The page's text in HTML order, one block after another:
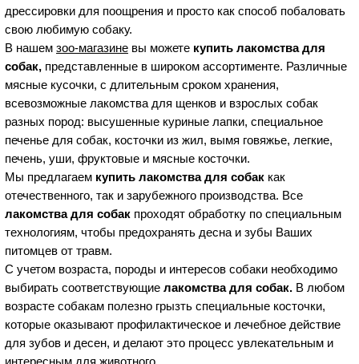
дрессировки для поощрения и просто как способ побаловать
свою любимую собаку.
В нашем зоо-магазине вы можете купить лакомства для
собак, представленные в широком ассортименте. Различные
мясные кусочки, с длительным сроком хранения,
всевозможные лакомства для щенков и взрослых собак
разных пород: высушенные куриные лапки, специальное
печенье для собак, косточки из жил, вымя говяжье, легкие,
печень, уши, фруктовые и мясные косточки.
Мы предлагаем купить лакомства для собак как
отечественного, так и зарубежного производства. Все
лакомства для собак проходят обработку по специальным
технологиям, чтобы предохранять десна и зубы Ваших
питомцев от травм.
С учетом возраста, породы и интересов собаки необходимо
выбирать соответствующие лакомства для собак. В любом
возрасте собакам полезно грызть специальные косточки,
которые оказывают профилактическое и лечебное действие
для зубов и десен, и делают это процесс увлекательным и
интересным для животного.